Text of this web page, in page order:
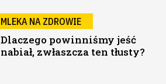
MLEKA NA ZDROWIE
Dlaczego powinniśmy jeść
nabiał, zwłaszcza ten tłusty?